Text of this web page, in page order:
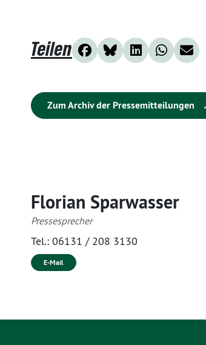
Teilen
Zum Archiv der Pressemitteilungen
Florian Sparwasser
Pressesprecher
Tel.: 06131 / 208 3130
E-Mail